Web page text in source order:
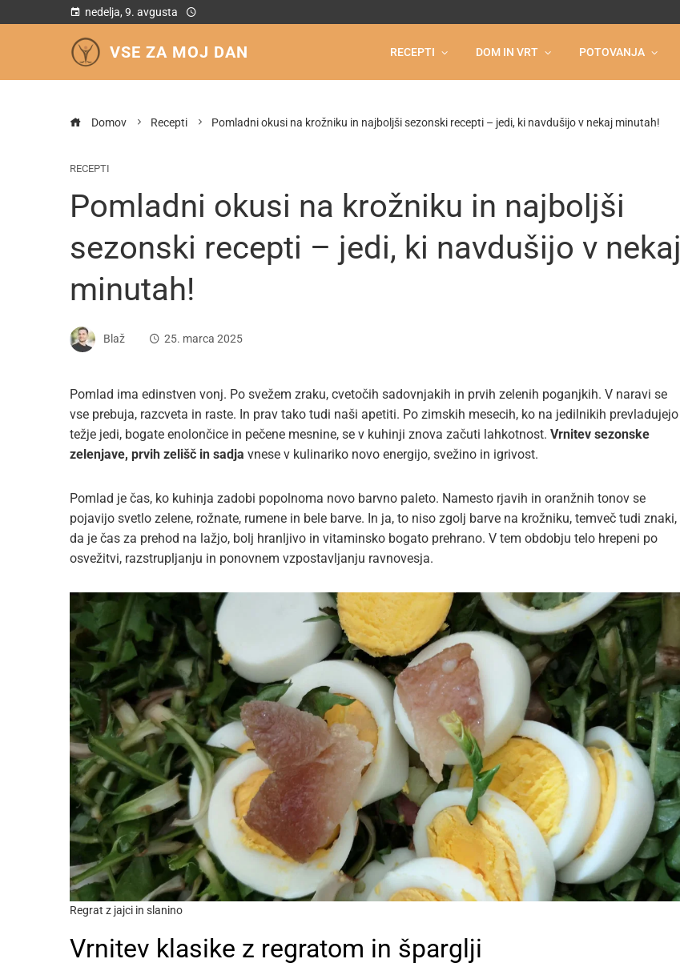
nedelja, 9. avgusta
VSE ZA MOJ DAN RECEPTI DOM IN VRT POTOVANJA
Domov Recepti Pomladni okusi na krožniku in najboljši sezonski recepti – jedi, ki navdušijo v nekaj minutah!
RECEPTI
Pomladni okusi na krožniku in najboljši
sezonski recepti – jedi, ki navdušijo v nekaj
minutah!
Blaž 25. marca 2025
Pomlad ima edinstven vonj. Po svežem zraku, cvetočih sadovnjakih in prvih zelenih poganjkih. V naravi se
vse prebuja, razcveta in raste. In prav tako tudi naši apetiti. Po zimskih mesecih, ko na jedilnikih prevladujejo
težje jedi, bogate enolončice in pečene mesnine, se v kuhinji znova začuti lahkotnost. Vrnitev sezonske
zelenjave, prvih zelišč in sadja vnese v kulinariko novo energijo, svežino in igrivost.
Pomlad je čas, ko kuhinja zadobi popolnoma novo barvno paleto. Namesto rjavih in oranžnih tonov se
pojavijo svetlo zelene, rožnate, rumene in bele barve. In ja, to niso zgolj barve na krožniku, temveč tudi znaki,
da je čas za prehod na lažjo, bolj hranljivo in vitaminsko bogato prehrano. V tem obdobju telo hrepeni po
osvežitvi, razstrupljanju in ponovnem vzpostavljanju ravnovesja.
Regrat z jajci in slanino
Vrnitev klasike z regratom in šparglji